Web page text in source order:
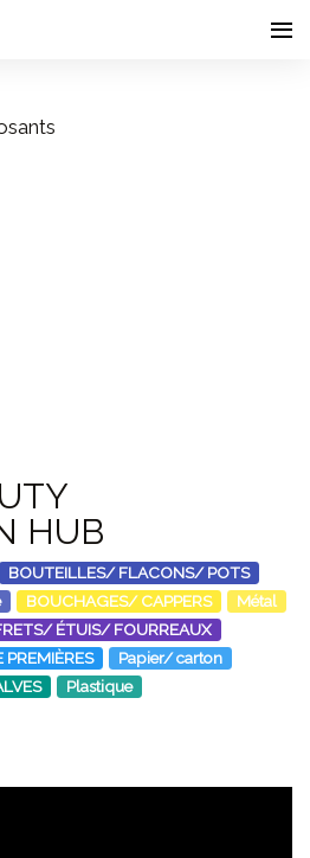
HUB
BOUTEILLES/ FLACONS/ POTS
BOUCHAGES/ CAPPERS
Métal
ÉTUIS/ FOURREAUX
PREMIÈRES
Papier/ carton
Plastique